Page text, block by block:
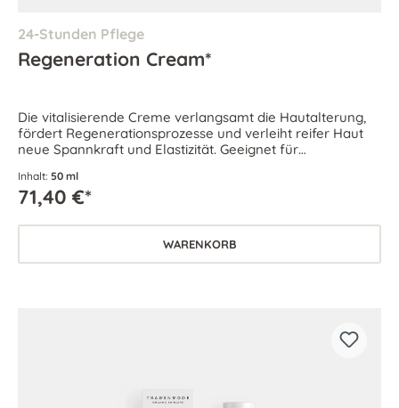
24-Stunden Pflege
Regeneration Cream*
Die vitalisierende Creme verlangsamt die Hautalterung,
fördert Regenerationsprozesse und verleiht reifer Haut
neue Spannkraft und Elastizität. Geeignet für
Inhalt: 50 ml
71,40 €*
WARENKORB